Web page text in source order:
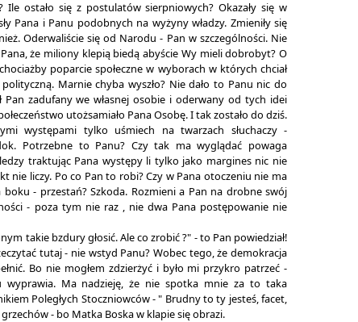
Ile ostało się z postulatów sierpniowych? Okazały się w
Pana i Panu podobnych na wyżyny władzy. Zmieniły się
Oderwaliście się od Narodu - Pan w szczególności. Nie
że miliony klepią biedą abyście Wy mieli dobrobyt? O
poparcie społeczne w wyborach w których chciał
Marnie chyba wyszło? Nie dało to Panu nic do
Pan zadufany we własnej osobie i oderwany od tych idei
utożsamiało Pana Osobę. I tak zostało do dziś.
występami tylko uśmiech na twarzach słuchaczy -
Potrzebne to Panu? Czy tak ma wyglądać powaga
traktując Pana występy li tylko jako margines nic nie
nie liczy. Po co Pan to robi? Czy w Pana otoczeniu nie ma
- przestań? Szkoda. Rozmieni a Pan na drobne swój
- poza tym nie raz , nie dwa Pana postępowanie nie
takie bzdury głosić. Ale co zrobić ?" - to Pan powiedział!
tutaj - nie wstyd Panu? Wobec tego, że demokracja
Bo nie mogłem zdzierżyć i było mi przykro patrzeć -
wyprawia. Ma nadzieję, że nie spotka mnie za to taka
Poległych Stoczniowców - " Brudny to ty jesteś, facet,
- bo Matka Boska w klapie się obrazi.